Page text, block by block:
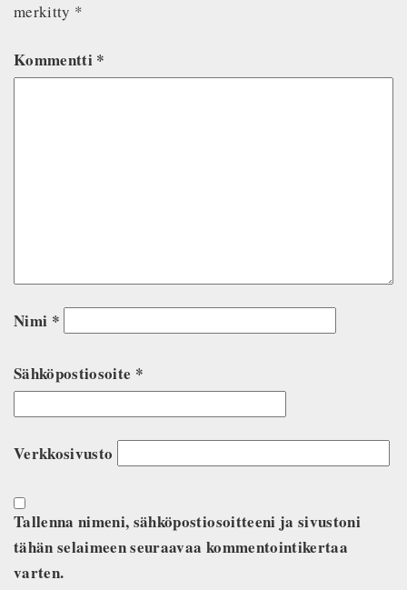
merkitty *
Kommentti *
Nimi *
Sähköpostiosoite *
Verkkosivusto
Tallenna nimeni, sähköpostiosoitteeni ja sivustoni
tähän selaimeen seuraavaa kommentointikertaa
varten.